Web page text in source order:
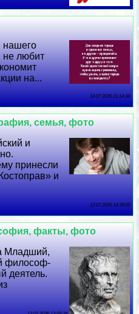
нашего
не любит
на...
14 07 2026 21:14:34
семья, фото
и
принесли
и
13 07 2026 14:39:59
факты, фото
Младший,
философ-
деятель.